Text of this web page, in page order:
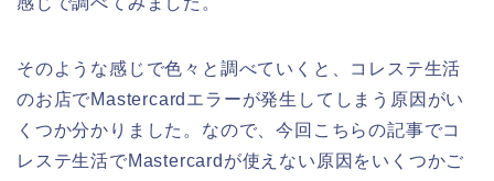
そのような感じで色々と調べていくと、コレステ生活
のお店でMastercardエラーが発生してしまう原因がい
くつか分かりました。なので、今回こちらの記事でコ
レステ生活でMastercardが使えない原因をいくつかご